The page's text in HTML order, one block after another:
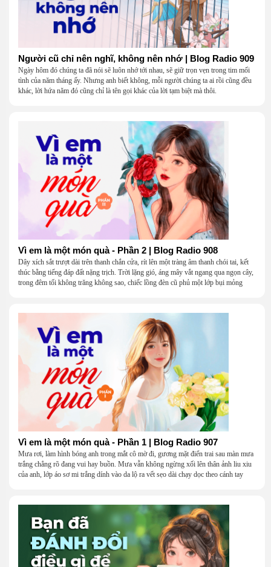
Người cũ chỉ nên nghĩ, không nên nhớ | Blog Radio 909
Ngày hôm đó chúng ta đã nói sẽ luôn nhớ tới nhau, sẽ giữ trọn vẹn trong tim mối
tình của năm tháng ấy. Nhưng anh biết không, mỗi người chúng ta ai rồi cũng đều
khác, lời hứa năm đó cũng chỉ là tên gọi khác của lời tạm biệt mà thôi.
Vì em là một món quà - Phần 2 | Blog Radio 908
Dây xích sắt trượt dài trên thanh chắn cửa, rít lên một tràng âm thanh chói tai, kết
thúc bằng tiếng đáp đất nặng trịch. Trời lặng gió, áng mây vắt ngang qua ngọn cây,
trong đêm tối không trăng không sao, chiếc lồng đèn cũ phủ một lớp bụi mỏng
Vì em là một món quà - Phần 1 | Blog Radio 907
Mưa rơi, làm hình bóng anh trong mắt cô mờ đi, gương mặt điển trai sau màn mưa
trắng chẳng rõ đang vui hay buồn. Mưa vẫn không ngừng xối lên thân ảnh liu xiu
của anh, lớp áo sơ mi trắng dính vào da lộ ra vết sẹo dài chạy dọc theo cánh tay